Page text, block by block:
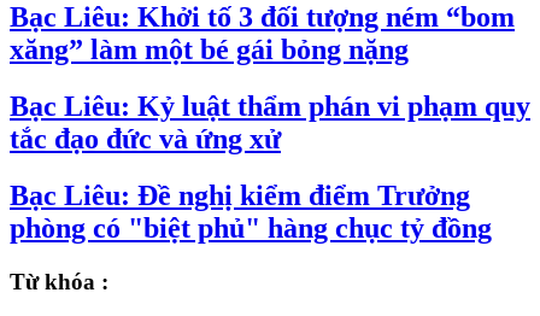
Bạc Liêu: Khởi tố 3 đối tượng ném “bom
xăng” làm một bé gái bỏng nặng
Bạc Liêu: Kỷ luật thẩm phán vi phạm quy
tắc đạo đức và ứng xử
Bạc Liêu: Đề nghị kiểm điểm Trưởng
phòng có "biệt phủ" hàng chục tỷ đồng
Từ khóa :